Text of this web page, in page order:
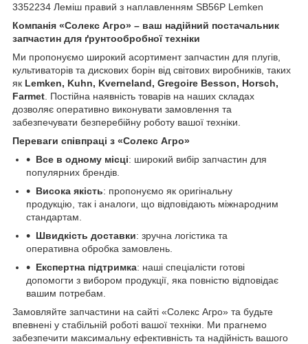
3352234 Леміш правий з наплавленням SB56P Lemken
Компанія «Солекс Агро» – ваш надійний постачальник
запчастин для ґрунтообробної техніки
Ми пропонуємо широкий асортимент запчастин для плугів,
культиваторів та дискових борін від світових виробників, таких
як Lemken, Kuhn, Kverneland, Gregoire Besson, Horsch,
Farmet . Постійна наявність товарів на наших складах
дозволяє оперативно виконувати замовлення та
забезпечувати безперебійну роботу вашої техніки.
Переваги співпраці з «Солекс Агро»
Все в одному місці: широкий вибір запчастин для
популярних брендів.
Висока якість: пропонуємо як оригінальну
продукцію, так і аналоги, що відповідають міжнародним
стандартам.
Швидкість доставки: зручна логістика та
оперативна обробка замовлень.
Експертна підтримка: наші спеціалісти готові
допомогти з вибором продукції, яка повністю відповідає
вашим потребам.
Замовляйте запчастини на сайті «Солекс Агро» та будьте
впевнені у стабільній роботі вашої техніки. Ми прагнемо
забезпечити максимальну ефективність та надійність вашого